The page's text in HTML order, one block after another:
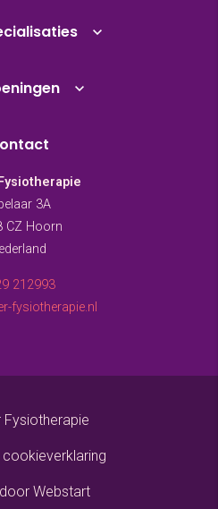
3A
CZ Hoorn
212993
fysiotherapie.nl
Webstart